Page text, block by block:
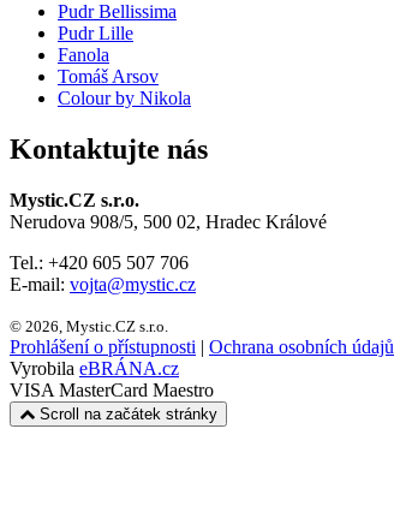
Pudr Bellissima
Pudr Lille
Fanola
Tomáš Arsov
Colour by Nikola
Kontaktujte nás
Mystic.CZ s.r.o.
Nerudova 908/5, 500 02, Hradec Králové
Tel.: +420 605 507 706
E-mail: vojta@mystic.cz
© 2026, Mystic.CZ s.r.o.
Prohlášení o přístupnosti | Ochrana osobních údajů
Vyrobila eBRÁNA.cz
VISA MasterCard Maestro
Scroll na začátek stránky